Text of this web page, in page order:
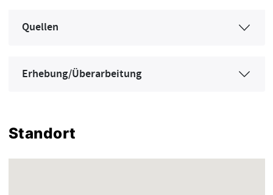
Quellen
Erhebung/Überarbeitung
Standort